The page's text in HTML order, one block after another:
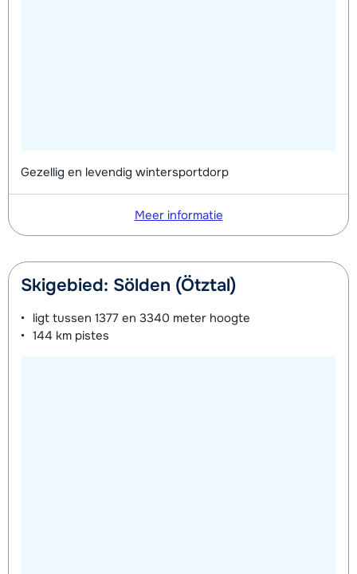
Gezellig en levendig wintersportdorp
Meer informatie
Skigebied: Sölden (Ötztal)
ligt tussen 1377 en 3340 meter hoogte
144 km pistes